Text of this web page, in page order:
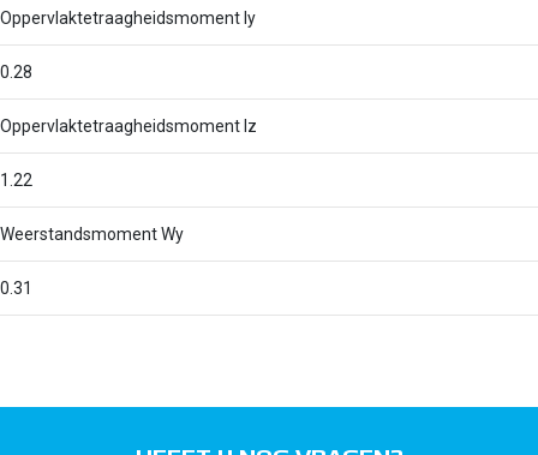
Oppervlaktetraagheidsmoment Iy
0.28
Oppervlaktetraagheidsmoment Iz
1.22
Weerstandsmoment Wy
0.31